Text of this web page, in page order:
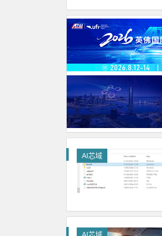
AI芯域